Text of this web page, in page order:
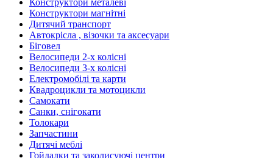
Конструктори металеві
Конструктори магнітні
Дитячий транспорт
Автокрісла , візочки та аксесуари
Біговел
Велосипеди 2-х колісні
Велосипеди 3-х колісні
Електромобілі та карти
Квадроцикли та мотоцикли
Самокати
Санки, снігокати
Толокари
Запчастини
Дитячі меблі
Гойдалки та заколисуючі центри